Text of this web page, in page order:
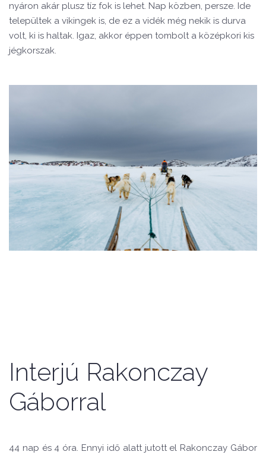
nyáron akár plusz tíz fok is lehet. Nap közben, persze. Ide
települtek a vikingek is, de ez a vidék még nekik is durva
volt, ki is haltak. Igaz, akkor éppen tombolt a középkori kis
jégkorszak.
Interjú Rakonczay
Gáborral
44 nap és 4 óra. Ennyi idő alatt jutott el Rakonczay Gábor